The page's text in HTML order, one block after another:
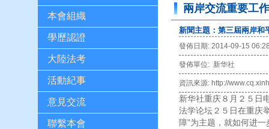
本會組織
學歷認證
大陸法考
活動紀事
意見交流
聯繫本會
兩岸交流重要工作
新聞主題：第三屆兩岸和
發佈日期: 2014-09-15
發佈單位: 新华社
資訊來源: http://
新华社重庆８月２５日
法学论坛２５日在重庆
障”为主题，就如何进